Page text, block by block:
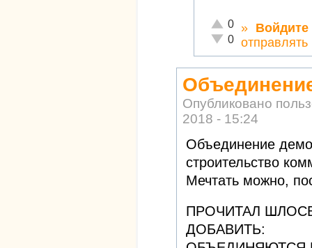
Отлично!
0
Неадекватно!
0
» Войдите
Опубликовано
2018 - 15:24
Объединение
строительство
Мечтать можно,
ПРОЧИТАЛ
ДОБАВИТЬ: